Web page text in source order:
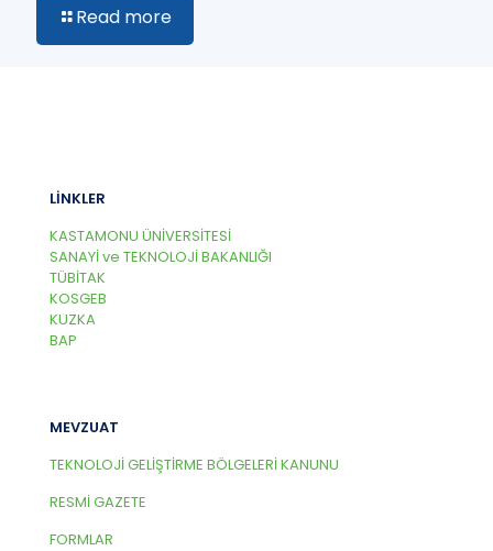
Read more
LİNKLER
KASTAMONU ÜNİVERSİTESİ
SANAYİ ve TEKNOLOJİ BAKANLIĞI
TÜBİTAK
KOSGEB
KUZKA
BAP
MEVZUAT
TEKNOLOJİ GELİŞTİRME BÖLGELERİ KANUNU
RESMİ GAZETE
FORMLAR